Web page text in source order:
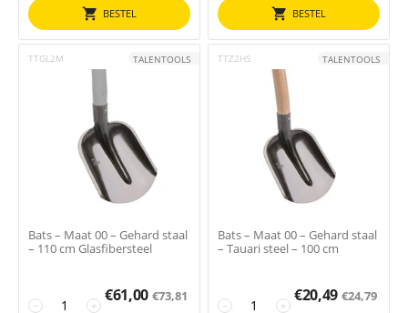
BESTEL BESTEL
TTGL2M TALENTOOLS
Bats – Maat 00 – Gehard staal
– 110 cm Glasfibersteel
+
−
€61,00 €73,81
TTZ2HS TALENTOOLS
Bats – Maat 00 – Gehard staal
– Tauari steel – 100 cm
+
−
€20,49 €24,79